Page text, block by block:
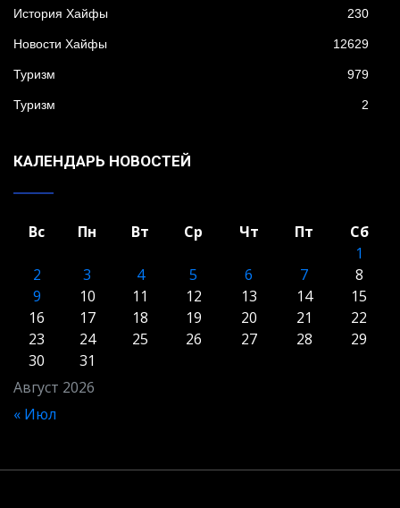
История Хайфы 230
Новости Хайфы 12629
Туризм 979
Туризм 2
КАЛЕНДАРЬ НОВОСТЕЙ
Август 2026
Вс Пн Вт Ср Чт Пт
Сб
1
2
3 4 5 6 7
8
9
10 11 12 13 14
15
16
17 18 19 20 21
22
23
24 25 26 27 28
29
30
31
« Июл